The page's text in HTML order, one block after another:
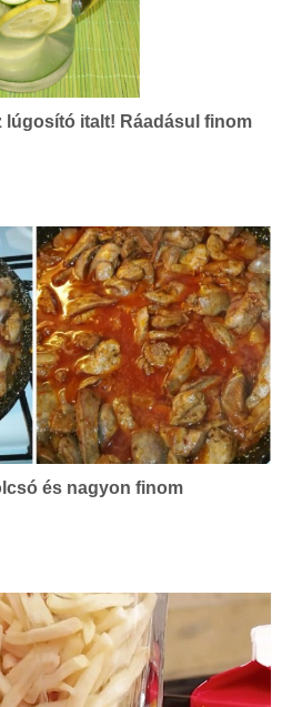
lúgosító italt! Ráadásul finom
és nagyon finom